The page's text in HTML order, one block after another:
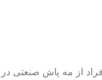
از مه پاش صنعتی در